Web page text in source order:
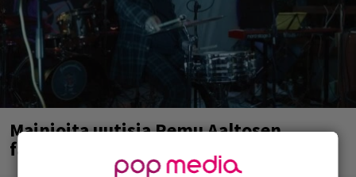
Mainioita uutisia Remu Aaltosen
faneille